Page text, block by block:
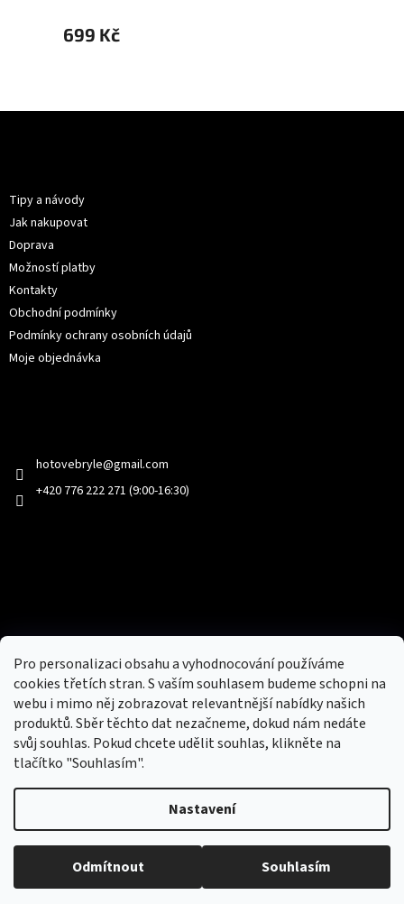
Pro personalizaci obsahu a vyhodnocování používáme
cookies třetích stran. S vaším souhlasem budeme schopni na
webu i mimo něj zobrazovat relevantnější nabídky našich
produktů. Sběr těchto dat nezačneme, dokud nám nedáte
svůj souhlas. Pokud chcete udělit souhlas, klikněte na
tlačítko "Souhlasím".
Nastavení
Odmítnout Souhlasím
699 Kč
Tipy a návody
Jak nakupovat
Doprava
Možností platby
Kontakty
Obchodní podmínky
Podmínky ochrany osobních údajů
Moje objednávka
hotovebryle@gmail.com
+420 776 222 271 (9:00-16:30)
Nový obchod s batohy, cestovními zavazadly, tašky a peněženky
Copyright 2026hotovebryle.cz
. Všechna práva